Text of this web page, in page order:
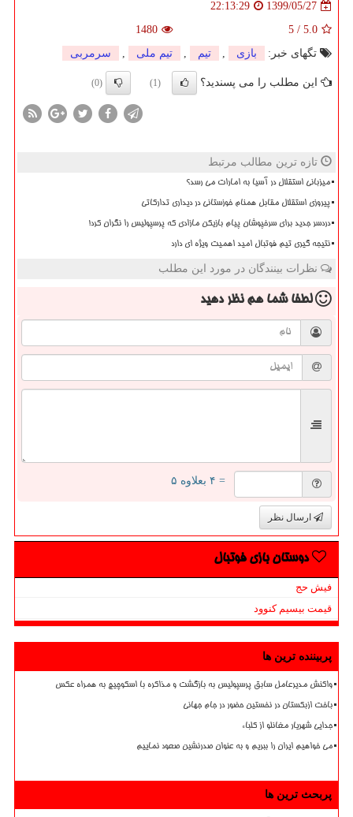
1399/05/27
22:13:29
5.0
/
5
1480
تگهای خبر:
بازی , تیم , تیم ملی , سرمربی
این مطلب را می پسندید؟ (1)
(0)
تازه ترین مطالب مرتبط
میزبانی استقلال در آسیا به امارات می رسد؟
پیروزی استقلال مقابل همنام خوزستانی در دیداری تدارکاتی
دردسر جدید برای سرخپوشان پیام بازیکن مازادی که پرسپولیس را نگران کرد!
نتیجه گیری تیم فوتبال امید اهمیت ویژه ای دارد
نظرات بینندگان در مورد این مطلب
لطفا شما همنظر دهید
= ۴ بعلاوه ۵
ارسال نظر
دوستان بازی فوتبال
فیش حج
قیمت بیسیم کنوود
پربیننده ترین ها
واکنش مدیرعامل سابق پرسپولیس به بازگشت و مذاکره با اسکوچیچ به همراه عکس
باخت ازبکستان در نخستین حضور در جام جهانی
جدایی شهریار مغانلو از کلباء
می خواهیم ایران را ببریم و به عنوان صدرنشین صعود نماییم
پربحث ترین ها